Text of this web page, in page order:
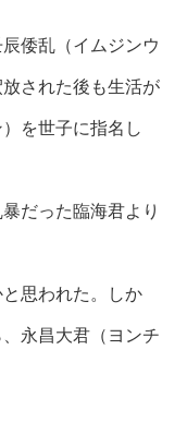
倭乱（イムジンウ
された後も生活が
を世子に指名し
だった臨海君より
思われた。しか
永昌大君（ヨンチ